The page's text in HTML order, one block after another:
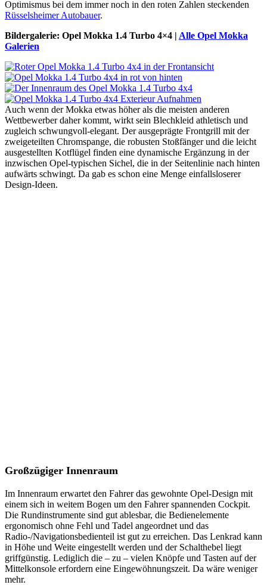
Optimismus bei dem immer noch in den roten Zahlen steckenden
Rüsselsheimer Autobauer.
Bildergalerie: Opel Mokka 1.4 Turbo 4×4 | Alle Opel Mokka
Galerien
Auch wenn der Mokka etwas höher als die meisten anderen
Wettbewerber daher kommt, wirkt sein Blechkleid athletisch und
zugleich schwungvoll-elegant. Der ausgeprägte Frontgrill mit der
zweigeteilten Chromspange, die robusten Stoßfänger und die leicht
ausgestellten Kotflügel finden eine dynamische Ergänzung in der
inzwischen Opel-typischen Sichel, die in der Seitenlinie nach hinten
aufwärts schwingt. Da gab es schon eine Menge einfallsloserer
Design-Ideen.
Großzügiger Innenraum
Im Innenraum erwartet den Fahrer das gewohnte Opel-Design mit
einem sich in weitem Bogen um den Fahrer spannenden Cockpit.
Die Rundinstrumente sind gut ablesbar, die Bedienelemente
ergonomisch ohne Fehl und Tadel angeordnet und das
Radio-/Navigationsbedienteil ist gut zu erreichen. Das Lenkrad kann
in Höhe und Weite eingestellt werden und der Schalthebel liegt
griffgünstig. Lediglich die – zu – vielen Knöpfe und Tasten auf der
Mittelkonsole erfordern eine Eingewöhnungszeit. Da wäre weniger
mehr.